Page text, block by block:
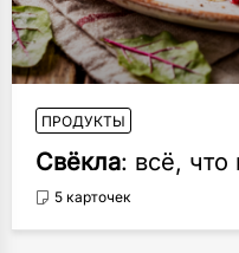
ПРОДУКТЫ
Свёкла: всё, что
5 карточек